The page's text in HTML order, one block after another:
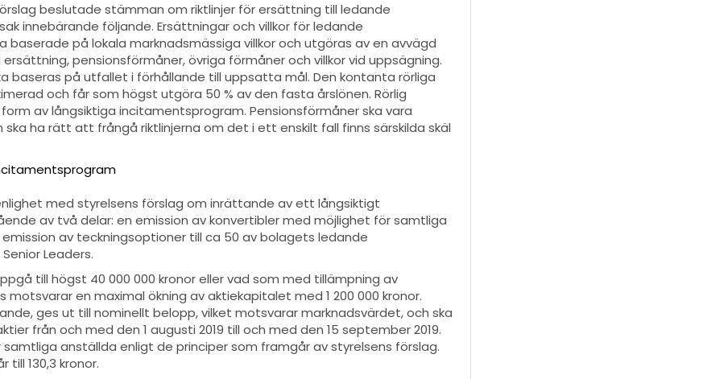
beslutade stämman om riktlinjer för ersättning till ledande
innebärande följande. Ersättningar och villkor för ledande
baserade på lokala marknadsmässiga villkor och utgöras av en avvägd
pensionsförmåner, övriga förmåner och villkor vid uppsägning.
baseras på utfallet i förhållande till uppsatta mål. Den kontanta rörliga
och får som högst utgöra 50 % av den fasta årslönen. Rörlig
av långsiktiga incitamentsprogram. Pensionsförmåner ska vara
ska ha rätt att frångå riktlinjerna om det i ett enskilt fall finns särskilda skäl
med styrelsens förslag om inrättande av ett långsiktigt
av två delar: en emission av konvertibler med möjlighet för samtliga
av teckningsoptioner till ca 50 av bolagets ledande
Leaders.
till högst 40 000 000 kronor eller vad som med tillämpning av
motsvarar en maximal ökning av aktiekapitalet med 1 200 000 kronor.
ges ut till nominellt belopp, vilket motsvarar marknadsvärdet, och ska
från och med den 1 augusti 2019 till och med den 15 september 2019.
anställda enligt de principer som framgår av styrelsens förslag.
till 130,3 kronor.